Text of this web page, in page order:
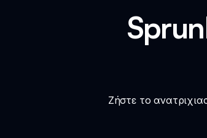
Ζήστε το